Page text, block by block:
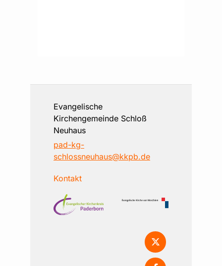
Evangelische
Kirchengemeinde Schloß
Neuhaus
pad-kg-
schlossneuhaus@kkpb.de
Kontakt